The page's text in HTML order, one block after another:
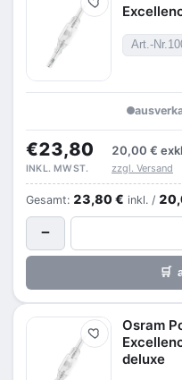
Merken
Art.-Nr.
€23,80 20,00 €
INKL. MWST. zzgl. Versand
Gesamt: 23,80 € inkl. /
−
🛒
Merken
Osram
deluxe